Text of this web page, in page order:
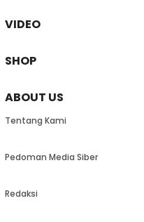
VIDEO
SHOP
ABOUT US
Tentang Kami
Pedoman Media Siber
Redaksi